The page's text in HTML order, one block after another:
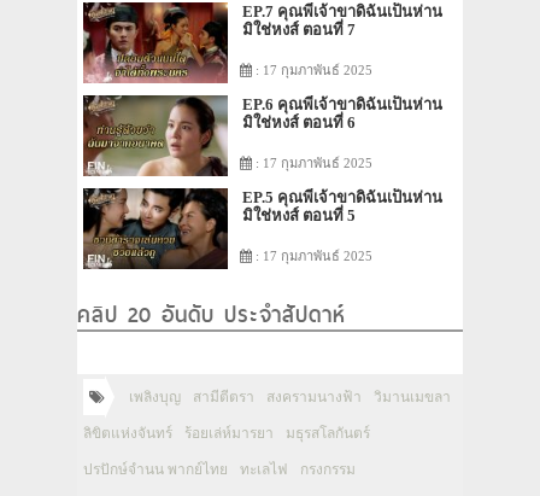
EP.7 คุณพี่เจ้าขาดิฉันเป็นห่าน
มิใช่หงส์ ตอนที่ 7
: 17 กุมภาพันธ์ 2025
EP.6 คุณพี่เจ้าขาดิฉันเป็นห่าน
มิใช่หงส์ ตอนที่ 6
: 17 กุมภาพันธ์ 2025
EP.5 คุณพี่เจ้าขาดิฉันเป็นห่าน
มิใช่หงส์ ตอนที่ 5
: 17 กุมภาพันธ์ 2025
คลิป 20 อันดับ ประจำสัปดาห์
เพลิงบุญ สามีตีตรา สงครามนางฟ้า วิมานเมขลา
ลิขิตแห่งจันทร์ ร้อยเล่ห์มารยา มธุรสโลกันตร์
ปรปักษ์จำนน พากย์ไทย ทะเลไฟ กรงกรรม